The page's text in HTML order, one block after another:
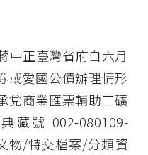
中正臺灣省府自六月
或愛國公債辦理情形
兌商業匯票輔助工礦
藏號 002-080109-
物/特交檔案/分類資